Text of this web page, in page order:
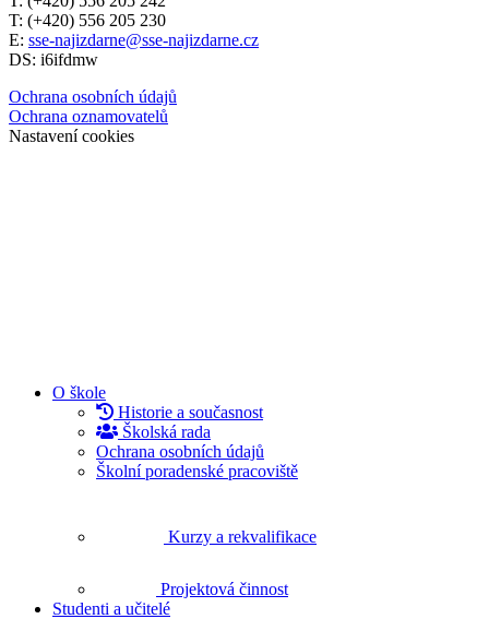
T: (+420) 556 205 230
E: sse-najizdarne@sse-najizdarne.cz
DS: i6ifdmw
Ochrana osobních údajů
Ochrana oznamovatelů
Nastavení cookies
O škole
Historie a současnost
Školská rada
Ochrana osobních údajů
Školní poradenské pracoviště
Kurzy a rekvalifikace
Projektová činnost
Studenti a učitelé